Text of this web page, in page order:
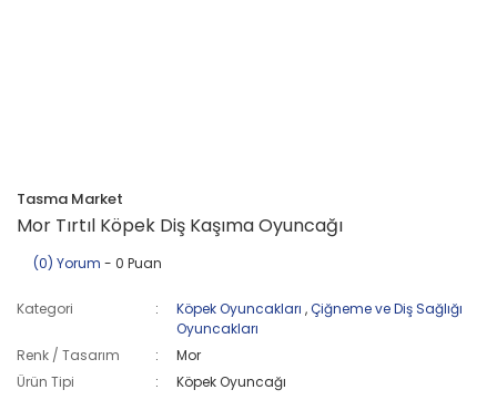
Tasma Market
Mor Tırtıl Köpek Diş Kaşıma Oyuncağı
(0) Yorum - 0 Puan
Kategori Köpek Oyuncakları ,Çiğneme ve Diş Sağlığı
Oyuncakları
Renk / Tasarım
Mor
Ürün Tipi
Köpek Oyuncağı